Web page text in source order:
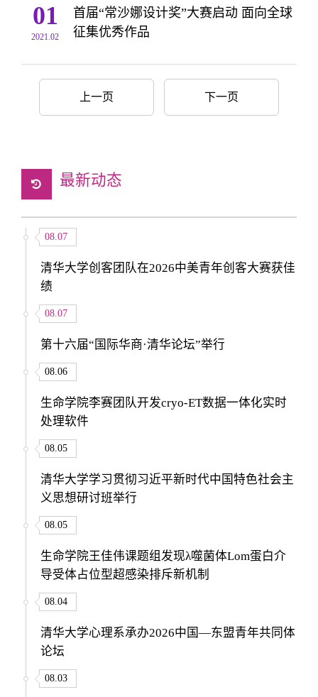
01
2021.02
首届“常沙娜设计奖”大赛启动 面向全球
征集优秀作品
上一页 下一页
最新动态
08.07
清华大学创客团队在2026中美青年创客大赛获佳
绩
08.07
第十六届“国际华商·清华论坛”举行
08.06
生命学院李赛团队开发cryo-ET数据一体化实时
处理软件
08.05
清华大学学习贯彻习近平新时代中国特色社会主
义思想研讨班举行
08.05
生命学院王佳伟课题组发现λ噬菌体Lom蛋白介
导受体占位型超感染排斥新机制
08.04
清华大学心理系承办2026中国—东盟青年共同体
论坛
08.03